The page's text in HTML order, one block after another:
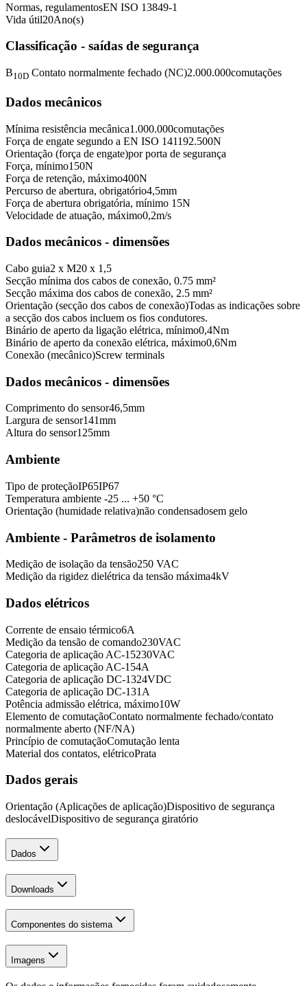
Normas, regulamentosEN ISO 13849-1
Vida útil20Ano(s)
Classificação - saídas de segurança
B10D Contato normalmente fechado (NC)2.000.000comutações
Dados mecânicos
Mínima resistência mecânica1.000.000comutações
Força de engate segundo a EN ISO 141192.500N
Orientação (força de engate)por porta de segurança
Força, mínimo150N
Força de retenção, máximo400N
Percurso de abertura, obrigatório4,5mm
Força de abertura obrigatória, mínimo 15N
Velocidade de atuação, máximo0,2m/s
Dados mecânicos - dimensões
Cabo guia2 x M20 x 1,5
Secção mínima dos cabos de conexão, 0.75 mm²
Secção máxima dos cabos de conexão, 2.5 mm²
Orientação (secção dos cabos de conexão)Todas as indicações sobre
a secção dos cabos incluem os fios condutores.
Binário de aperto da ligação elétrica, mínimo0,4Nm
Binário de aperto da conexão elétrica, máximo0,6Nm
Conexão (mecânico)Screw terminals
Dados mecânicos - dimensões
Comprimento do sensor46,5mm
Largura de sensor141mm
Altura do sensor125mm
Ambiente
Tipo de proteçãoIP65IP67
Temperatura ambiente -25 ... +50 °C
Orientação (humidade relativa)não condensadosem gelo
Ambiente - Parâmetros de isolamento
Medição de isolação da tensão250 VAC
Medição da rigidez dielétrica da tensão máxima4kV
Dados elétricos
Corrente de ensaio térmico6A
Medição da tensão de comando230VAC
Categoria de aplicação AC-15230VAC
Categoria de aplicação AC-154A
Categoria de aplicação DC-1324VDC
Categoria de aplicação DC-131 A
Potência admissão elétrica, máximo10W
Elemento de comutaçãoContato normalmente fechado/contato
normalmente aberto (NF/NA)
Princípio de comutaçãoComutação lenta
Material dos contatos, elétricoPrata
Dados gerais
Orientação (Aplicações de aplicação)Dispositivo de segurança
deslocávelDispositivo de segurança giratório
Dados
Downloads
Componentes do sistema
Imagens